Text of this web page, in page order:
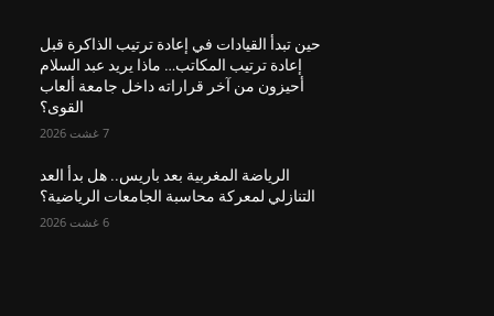
حين تبدأ القيادات في إعادة ترتيب الذاكرة قبل
إعادة ترتيب المكاتب… ماذا يريد عبد السلام
أحيزون من آخر قراراته داخل جامعة ألعاب
القوى؟
7 غشت 2026
الرياضة المغربية بعد باريس.. هل بدأ العد
التنازلي لمعركة محاسبة الجامعات الرياضية؟
6 غشت 2026